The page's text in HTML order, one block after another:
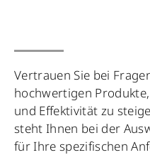
Vertrauen Sie bei
hochwertigen
und Effektivität zu
steht Ihnen bei der
für Ihre spezifischen